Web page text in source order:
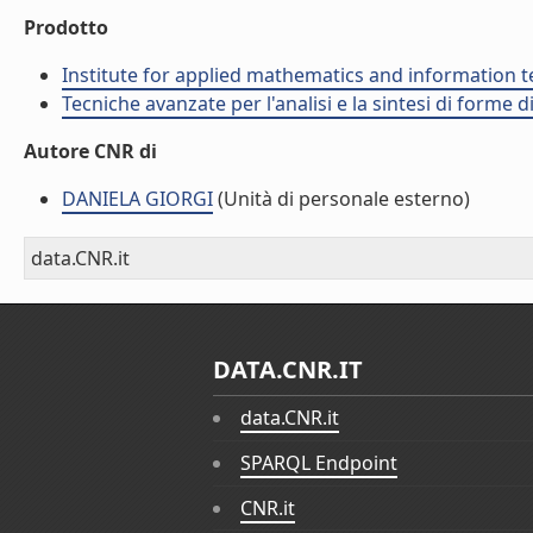
Prodotto
Institute for applied mathematics and information
Tecniche avanzate per l'analisi e la sintesi di forme
Autore CNR di
DANIELA GIORGI(Unità di personale esterno)
data.CNR.it
DATA.CNR.IT
data.CNR.it
SPARQL Endpoint
CNR.it